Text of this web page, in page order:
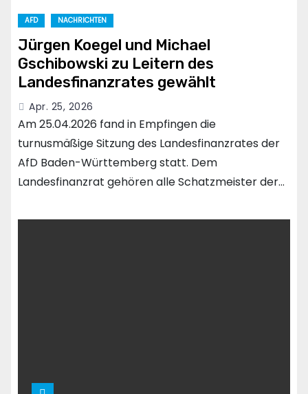
AFD NACHRICHTEN
Jürgen Koegel und Michael
Gschibowski zu Leitern des
Landesfinanzrates gewählt
Apr. 25, 2026
Am 25.04.2026 fand in Empfingen die
turnusmäßige Sitzung des Landesfinanzrates der
AfD Baden-Württemberg statt. Dem
Landesfinanzrat gehören alle Schatzmeister der…